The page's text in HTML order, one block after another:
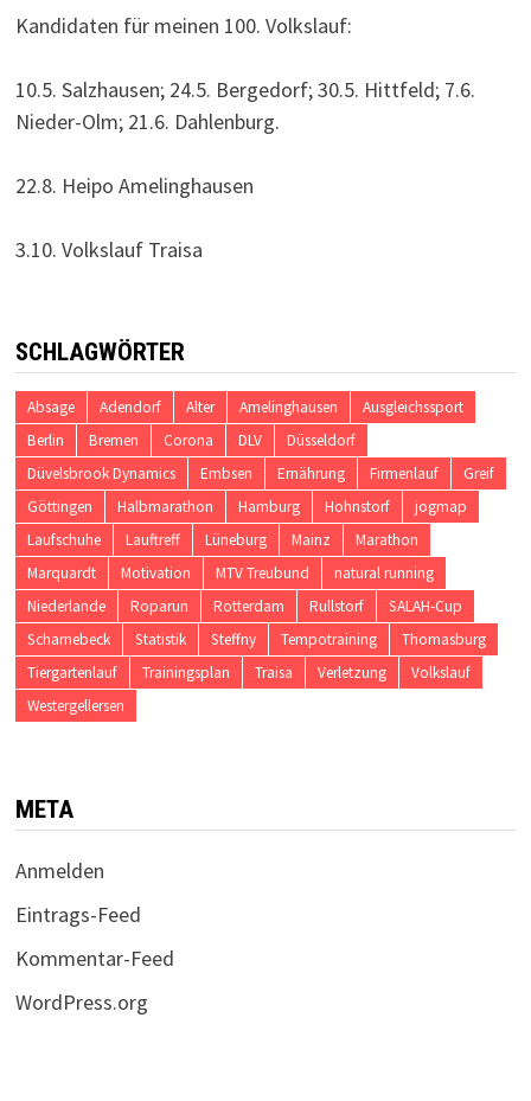
Kandidaten für meinen 100. Volkslauf:
10.5. Salzhausen; 24.5. Bergedorf; 30.5. Hittfeld; 7.6.
Nieder-Olm; 21.6. Dahlenburg.
22.8. Heipo Amelinghausen
3.10. Volkslauf Traisa
SCHLAGWÖRTER
Absage Adendorf Alter Amelinghausen
Ausgleichssport
Berlin
Bremen Corona DLV
Düsseldorf
Düvelsbrook Dynamics
Embsen Ernährung Firmenlauf
Greif
Göttingen
Halbmarathon Hamburg Hohnstorf
jogmap
Laufschuhe
Lauftreff Lüneburg Mainz
Marathon
Marquardt
Motivation MTV Treubund
natural running
Niederlande
Roparun Rotterdam Rullstorf
SALAH-Cup
Scharnebeck
Statistik Steffny Tempotraining
Thomasburg
Tiergartenlauf
Trainingsplan Traisa Verletzung
Volkslauf
Westergellersen
META
Anmelden
Eintrags-Feed
Kommentar-Feed
WordPress.org